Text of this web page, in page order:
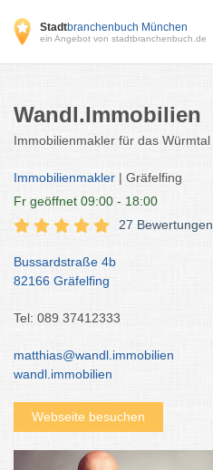
Stadtbranchenbuch München
ein Angebot von stadtbranchenbuch.de
Wandl.Immobilien
Immobilienmakler für das Würmtal
Immobilienmakler | Gräfelfing
Fr geöffnet 09:00 - 18:00
27 Bewertungen
Bussardstraße 4b
82166 Gräfelfing
Tel: 089 37412333
matthias@wandl.immobilien
wandl.immobilien
Webseite besuchen